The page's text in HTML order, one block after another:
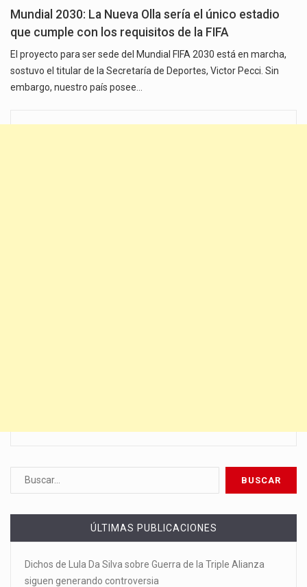
Mundial 2030: La Nueva Olla sería el único estadio
que cumple con los requisitos de la FIFA
El proyecto para ser sede del Mundial FIFA 2030 está en marcha,
sostuvo el titular de la Secretaría de Deportes, Victor Pecci. Sin
embargo, nuestro país posee…
ÚLTIMAS PUBLICACIONES
Dichos de Lula Da Silva sobre Guerra de la Triple Alianza
siguen generando controversia